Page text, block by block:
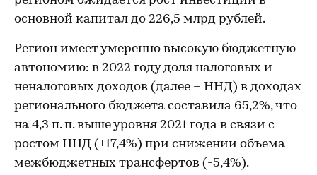
основной капитал до 226,5 млрд рублей.
Регион имеет умеренно высокую бюджетную
автономию: в 2022 году доля налоговых и
неналоговых доходов (далее – ННД) в доходах
регионального бюджета составила 65,2%, что
на 4,3 п. п. выше уровня 2021 года в связи с
ростом ННД (+17,4%) при снижении объема
межбюджетных трансфертов (-5,4%).